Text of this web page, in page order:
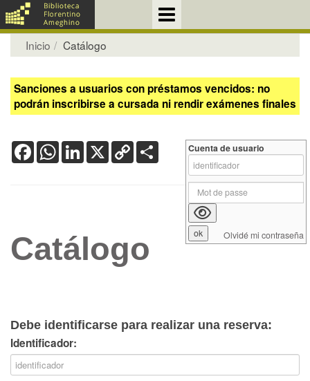
Inicio Catálogo
Sanciones a usuarios con préstamos vencidos: no
podrán inscribirse a cursada ni rendir exámenes finales
FacebookWhatsApp
LinkedIn
X Copy
Link
Catálogo
Debe identificarse para realizar una reserva:
Identificador:
Cuenta de usuario
Olvidé mi contraseña